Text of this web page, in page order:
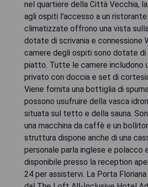
nel quartiere della Città Vecchia,
agli ospiti l'accesso a un
climatizzate offrono una vista
dotate di scrivania e connessione
camere degli ospiti sono dotate di
piatto. Tutte le camere includono
privato con doccia e set di
Viene fornita una bottiglia di
possono usufruire della vasca
situata sul tetto e della sauna.
una macchina da caffè e un
struttura dispone anche di una
personale parla inglese e polacco
disponibile presso la reception
24 per assistervi. La Porta